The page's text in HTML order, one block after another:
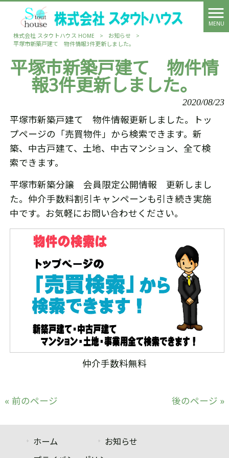
MENU
株式会社 スタウトハウス HOME
> お知らせ
>
平塚市新築戸建て 物件情報3件更新しました。
平塚市新築戸建て 物件情
報3件更新しました。
2020/08/23
平塚市新築戸建て 物件情報更新しました。トッ
プページの「売買物件」から検索できます。新
築、中古戸建て、土地、中古マンション、全て検
索できます。
平塚市新築分譲 会員限定公開情報 更新しまし
た。仲介手数料割引キャンペーンも引き続き実施
中です。お気軽にお問い合わせください。
仲介手数料無料
« 前のページ 後のページ »
ホーム
お知らせ